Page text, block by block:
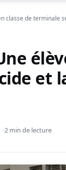
classe de terminale
et
2 min de lecture